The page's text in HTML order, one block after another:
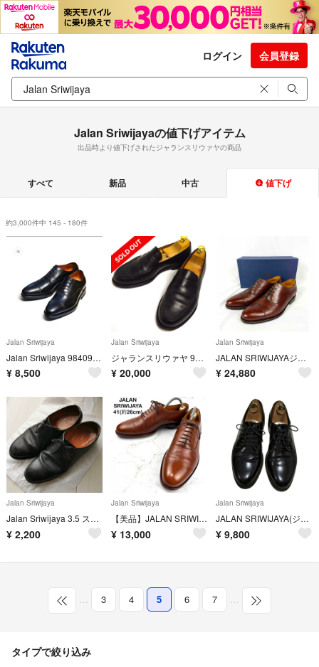
ログイン 会員登録
Jalan Sriwijayaの値下げアイテム
出品時より値下げされたジャランスリウァヤの商品
すべて 新品 中古 値下げ
約3,000件中 145 - 180件
Jalan Sriwijaya
Jalan Sriwijaya 98409 ブラックカーフビジネスシューズ
¥ 8,500
Jalan Sriwijaya
ジャランスリウァヤ 98998 18045コインローファー UK7(26cm相当
¥ 20,000
Jalan Sriwijaya
JALAN SRIWIJAYAジャランスリワヤ98861ストレートチップブラウン
¥ 24,880
Jalan Sriwijaya
Jalan Sriwijaya 3.5 ストレートチップ 革靴
¥ 2,200
Jalan Sriwijaya
【美品】JALAN SRIWIJAYA 別注 茶色 ドレスシューズ 26 本革
¥ 13,000
Jalan Sriwijaya
JALAN SRIWIJAYA(ジャランスリウァヤ) UK7 ボルドー
¥ 9,800
… 3 4 5 6 7 …
タイプで絞り込み